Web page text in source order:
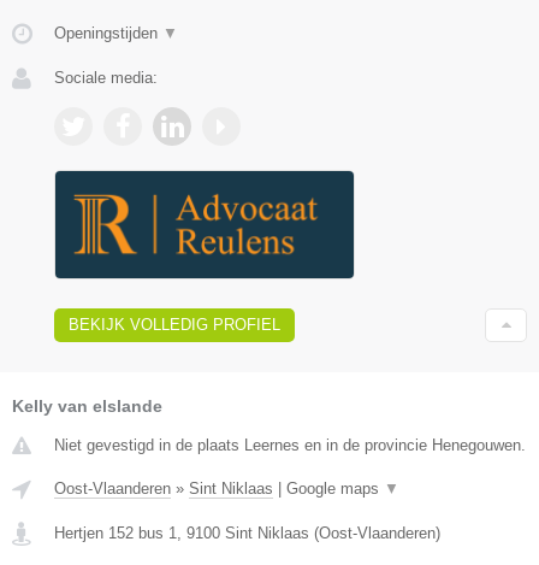
Openingstijden ▼
Sociale media:
BEKIJK VOLLEDIG PROFIEL
Kelly van elslande
Niet gevestigd in de plaats Leernes en in de provincie Henegouwen.
Oost-Vlaanderen » Sint Niklaas Google maps ▼
Hertjen 152 bus 1, 9100 Sint Niklaas (Oost-Vlaanderen)